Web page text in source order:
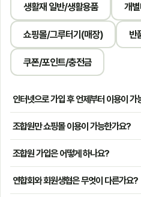
생활재 일반/생활용품 개
쇼핑몰/그루터기(매장) 반
쿠폰/포인트/충전금
인터넷으로 가입 후 언제부터 이용이 가
조합원만 쇼핑몰 이용이 가능한가요?
조합원 가입은 어떻게 하나요?
연합회와 회원생협은 무엇이 다른가요?